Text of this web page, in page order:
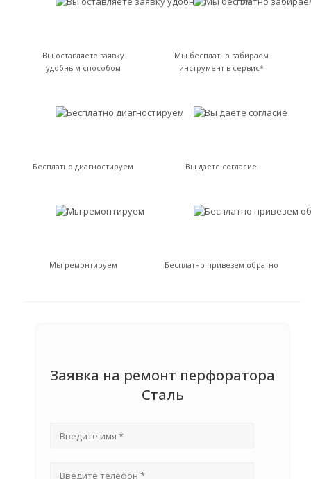
Вы оставляете заявку
удобным способом
Мы бесплатно забираем
инструмент в сервис*
Бесплатно диагностируем Вы даете согласие
Мы ремонтируем Бесплатно привезем обратно
Заявка на ремонт перфоратора
Сталь